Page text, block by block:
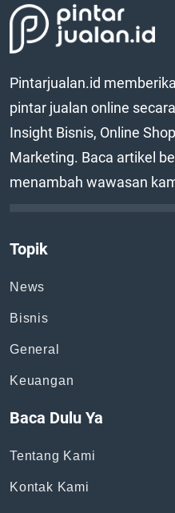
Pintarjualan.id
pintar jualan online
Insight Bisnis, Online
Marketing. Baca artikel
menambah wawasan
Topik
News
Bisnis
General
Keuangan
Baca Dulu Ya
Tentang Kami
Kontak Kami